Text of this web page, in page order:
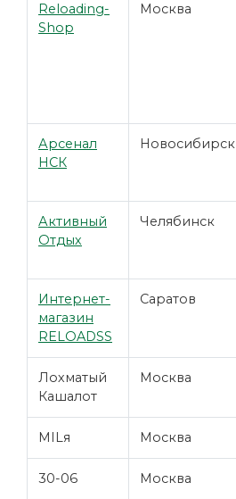
Reloading-
Shop
Москва
Арсенал
НСК
Новосибирск
Активный
Отдых
Челябинск
Интернет-
магазин
RELOADSS
Саратов
Лохматый
Кашалот
Москва
MILя Москва
30-06 Москва